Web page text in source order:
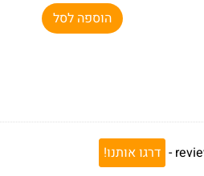
הוספה לסל
- דרגו אותנו!